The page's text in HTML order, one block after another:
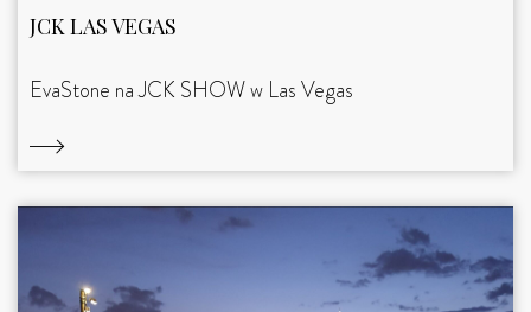
JCK LAS VEGAS
EvaStone na JCK SHOW w Las Vegas